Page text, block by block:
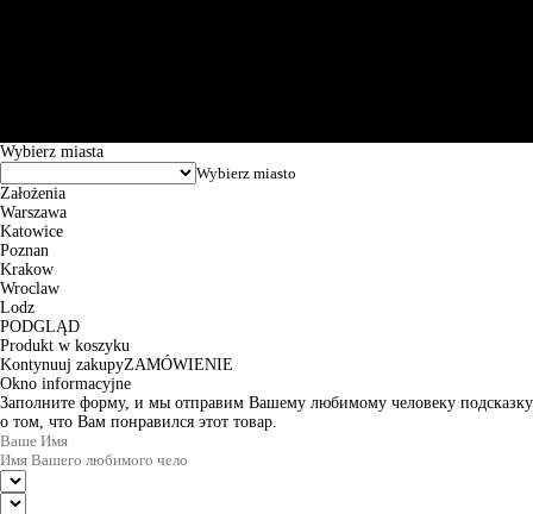
Wybierz miasta
Założenia
Warszawa
Katowice
Poznan
Krakow
Wroclaw
Lodz
PODGLĄD
Produkt w koszyku
Kontynuuj zakupyZAMÓWIENIE
Okno informacyjne
Заполните форму, и мы отправим Вашему любимому человеку подсказку
о том, что Вам понравился этот товар.